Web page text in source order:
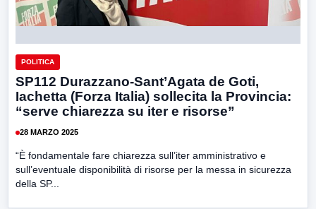
POLITICA
SP112 Durazzano-Sant’Agata de Goti,
Iachetta (Forza Italia) sollecita la Provincia:
“serve chiarezza su iter e risorse”
28 MARZO 2025
“È fondamentale fare chiarezza sull’iter amministrativo e
sull’eventuale disponibilità di risorse per la messa in sicurezza
della SP...